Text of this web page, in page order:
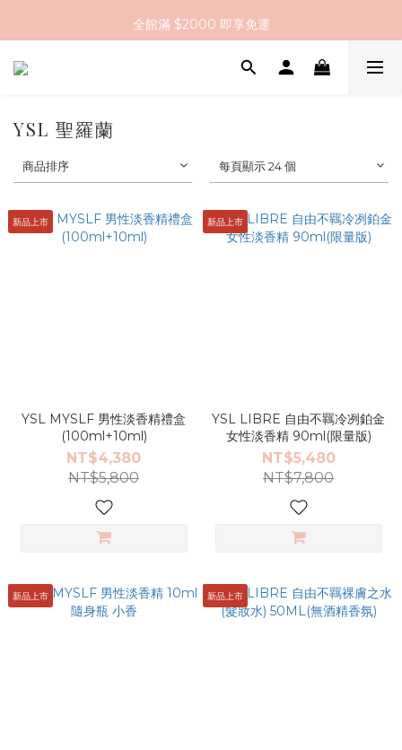
全館滿 $2000 即享免運
全館滿 $2000 即享免運
註冊會員送 $200 購物金
YSL 聖羅蘭
商品排序 每頁顯示 24 個
新品上市
YSL MYSLF 男性淡香精禮盒
(100ml+10ml)
NT$4,380
NT$5,800
新品上市
YSL LIBRE 自由不羈冷冽鉑金
女性淡香精 90ml(限量版)
NT$5,480
NT$7,800
新品上市 新品上市